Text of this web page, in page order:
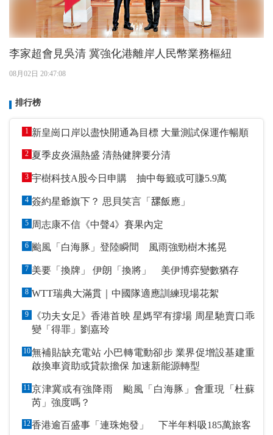
李家超會見吳清 冀強化港離岸人民幣業務樞紐
08月02日 20:47:08
排行榜
1 新皇崗口岸以盡快開通為目標 大量測試保運作暢順
2 夏季皮炎濕熱盛 清熱健脾要分清
3 宇樹科技A股今日申購 抽中每籤或可賺5.9萬
4 簽約星爺旗下？ 思貝笑言「𦧲飯應」
5 周志康不信《中聲4》賽果內定
6 颱風「白海豚」登陸瞬間 風雨強勁樹木搖晃
7 美要「換牌」 伊朗「換將」 美伊博弈變數猶存
8 WTT瑞典大滿貫｜中國隊適應訓練現場花絮
9
《功夫女足》香港首映 星媽罕有撐場 周星馳賣口乖
變「得罪」劉嘉玲
10無補貼缺充電站 小巴轉電動卻步 業界促增設基建重
啟換車資助或貸款擔保 加速新能源轉型
11 京津冀或有強降雨 颱風「白海豚」會重現「杜蘇
芮」強度嗎？
12香港逾百盛事「連珠炮發」 下半年料吸185萬旅客